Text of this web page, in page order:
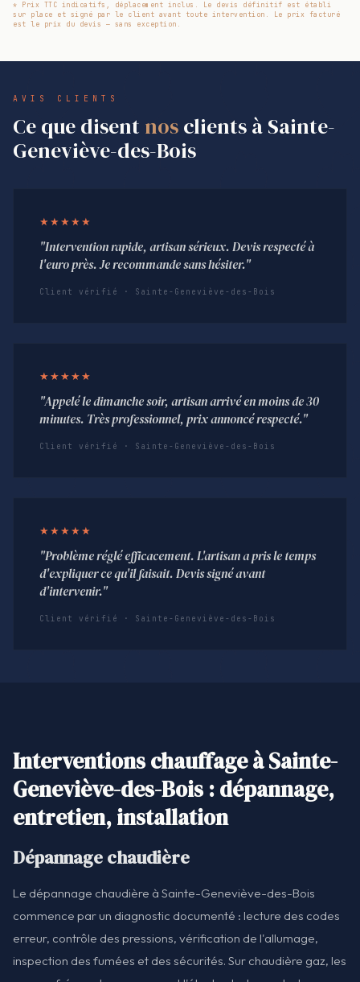
* Prix TTC indicatifs, déplacement inclus. Le devis définitif est établi
sur place et signé par le client avant toute intervention. Le prix facturé
est le prix du devis — sans exception.
AVIS CLIENTS
Ce que disent nosclients à Sainte-
Geneviève-des-Bois
★★★★★
"Intervention rapide, artisan sérieux. Devis respecté à
l'euro près. Je recommande sans hésiter."
Client vérifié · Sainte-Geneviève-des-Bois
★★★★★
"Appelé le dimanche soir, artisan arrivé en moins de 30
minutes. Très professionnel, prix annoncé respecté."
Client vérifié · Sainte-Geneviève-des-Bois
★★★★★
"Problème réglé efficacement. L'artisan a pris le temps
d'expliquer ce qu'il faisait. Devis signé avant
d'intervenir."
Client vérifié · Sainte-Geneviève-des-Bois
Interventions chauffage à Sainte-
Geneviève-des-Bois : dépannage,
entretien, installation
Dépannage chaudière
Le dépannage chaudière à Sainte-Geneviève-des-Bois
commence par un diagnostic documenté : lecture des codes
erreur, contrôle des pressions, vérification de l'allumage,
inspection des fumées et des sécurités. Sur chaudière gaz, les